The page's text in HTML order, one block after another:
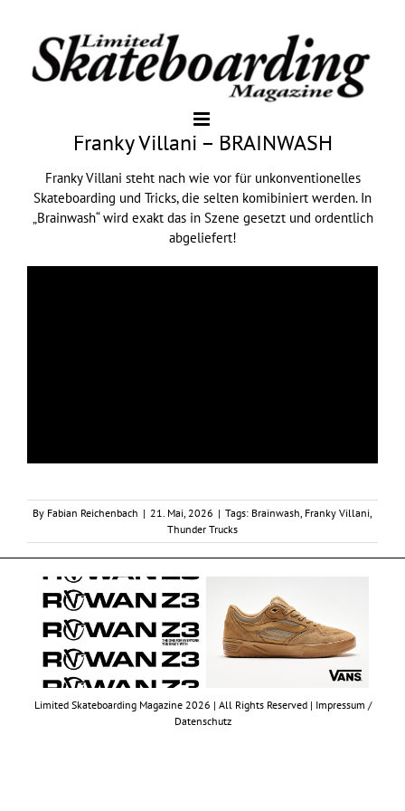
Franky Villani – BRAINWASH
Franky Villani steht nach wie vor für unkonventionelles
Skateboarding und Tricks, die selten komibiniert werden. In
„Brainwash“ wird exakt das in Szene gesetzt und ordentlich
abgeliefert!
By Fabian Reichenbach | 21. Mai, 2026 | Tags: Brainwash, Franky Villani,
Thunder Trucks
Limited Skateboarding Magazine 2026 | All Rights Reserved | Impressum /
Datenschutz